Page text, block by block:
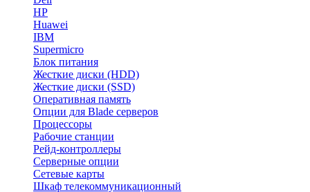
HP
Huawei
IBM
Supermicro
Блок питания
Жесткие диски (HDD)
Жесткие диски (SSD)
Оперативная память
Опции для Blade серверов
Процессоры
Рабочие станции
Рейд-контроллеры
Серверные опции
Сетевые карты
Шкаф телекоммуникационный